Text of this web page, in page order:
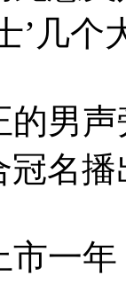
’几个
男声
冠名播
一年